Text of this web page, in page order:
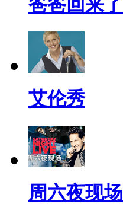
爸爸回来了
艾伦秀
周六夜现场